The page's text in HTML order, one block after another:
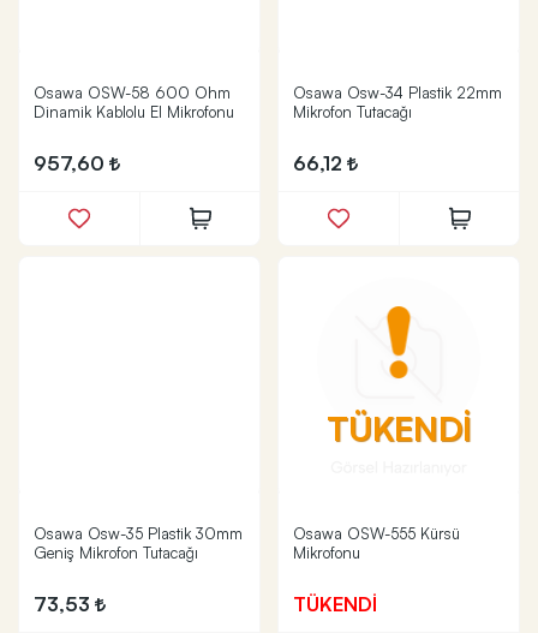
Osawa OSW-58 600 Ohm
Dinamik Kablolu El Mikrofonu
957,60
Osawa Osw-34 Plastik 22mm
Mikrofon Tutacağı
66,12
Osawa Osw-35 Plastik 30mm
Geniş Mikrofon Tutacağı
73,53
TÜKENDİ
Osawa OSW-555 Kürsü
Mikrofonu
TÜKENDİ